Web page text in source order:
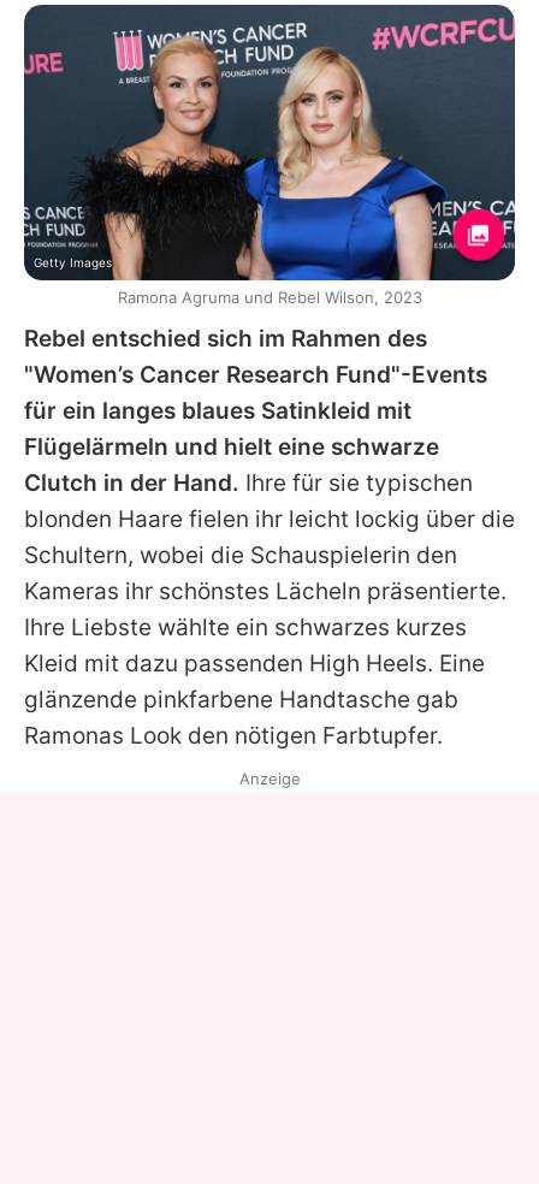
Rebel entschied sich im Rahmen des
"Women’s Cancer Research Fund"-Events
für ein langes blaues Satinkleid mit
Flügelärmeln und hielt eine schwarze
Clutch in der Hand. Ihre für sie typischen
blonden Haare fielen ihr leicht lockig über die
Schultern, wobei die Schauspielerin den
Kameras ihr schönstes Lächeln präsentierte.
Ihre Liebste wählte ein schwarzes kurzes
Kleid mit dazu passenden High Heels. Eine
glänzende pinkfarbene Handtasche gab
Ramonas Look den nötigen Farbtupfer.
Getty Images
Ramona Agruma und Rebel Wilson, 2023
Anzeige